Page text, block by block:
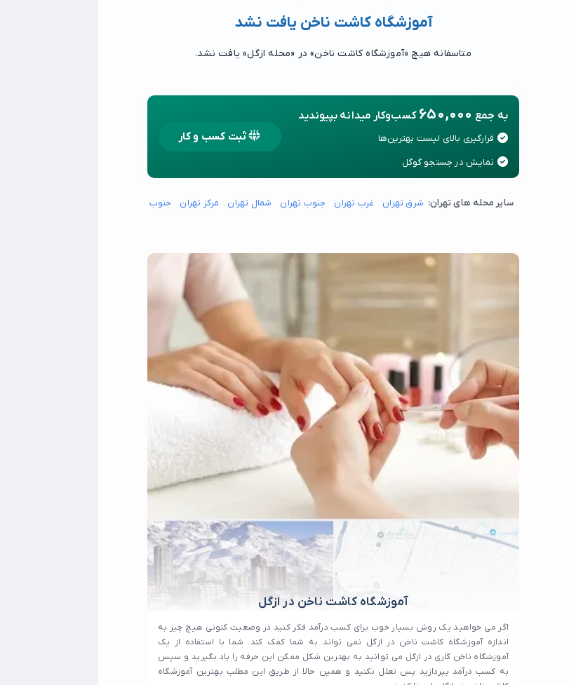
آموزشگاه کاشت ناخن یافت نشد
متاسفانه هیچ «آموزشگاه کاشت ناخن» در «محله ازگل» یافت نشد.
به جمع 650,000 کسب‌وکار میدانه بپیوندید
قرارگیری بالای لیست بهترین‌ها
نمایش در جستجو گوگل
ثبت کسب و کار
سایر محله های تهران: شرق تهران غرب تهران جنوب تهران شمال تهران مرکز تهران جنوب شرق تهران
آموزشگاه کاشت ناخن در ازگل
اگر می خواهید یک روش بسیار خوب برای کسب درآمد فکر کنید در وضعیت کنونی هیچ چیز به
اندازه آموزشگاه کاشت ناخن در ازگل نمی تواند به شما کمک کند. شما با استفاده از یک
آموزشگاه ناخن کاری در ازگل می توانید به بهترین شکل ممکن این حرفه را یاد بگیرید و سپس
به کسب درآمد بپردازید پس تعلل نکنید و همین حالا از طریق این مطلب بهترین آموزشگاه